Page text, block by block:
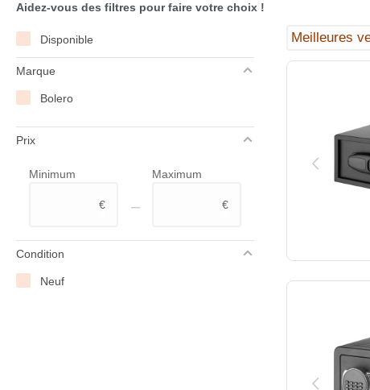
Aidez-vous des filtres pour faire votre choix !
Disponible
Marque
Bolero
Prix
Minimum
€ –
Maximum
€
Condition
Neuf